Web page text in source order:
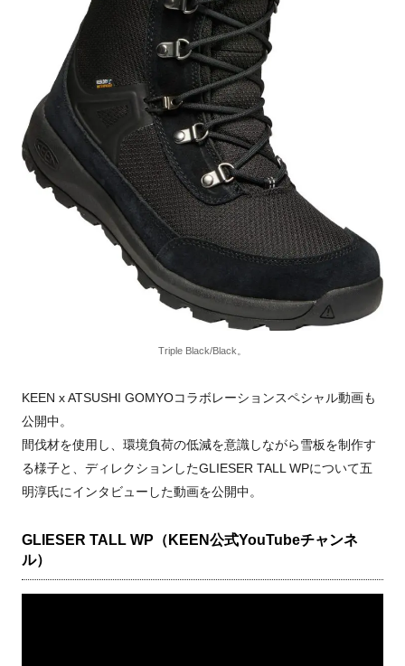
Triple Black/Black。
KEEN x ATSUSHI GOMYOコラボレーションスペシャル動画も
公開中。
間伐材を使用し、環境負荷の低減を意識しながら雪板を制作す
る様子と、ディレクションしたGLIESER TALL WPについて五
明淳氏にインタビューした動画を公開中。
GLIESER TALL WP（KEEN公式YouTubeチャンネ
ル）